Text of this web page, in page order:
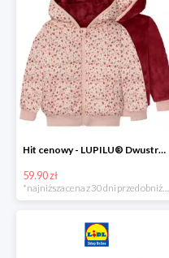
Hit cenowy - LUPILU® Dwustronna kurtka pikowana dziewczęca
59.90 zł
*najniższa cena z 30 dni przed obniżką